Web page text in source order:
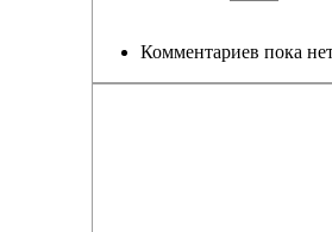
Комментариев пока